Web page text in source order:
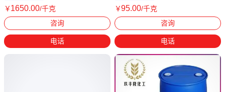
￥1650.00/千克
咨询
电话
￥95.00/千克
咨询
电话